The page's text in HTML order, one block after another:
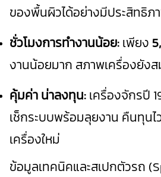
ของพื้นผิวได้อย่างมีประสิทธิภ
ชั่วโมงการทำงานน้อย:เพียง
งานน้อยมาก สภาพเครื่องยัง
คุ้มค่า น่าลงทุน:เครื่องจักรปี
เช็กระบบพร้อมลุยงาน คืนทุน
เครื่องใหม่
ข้อมูลเทคนิคและสเปกตัวรถ